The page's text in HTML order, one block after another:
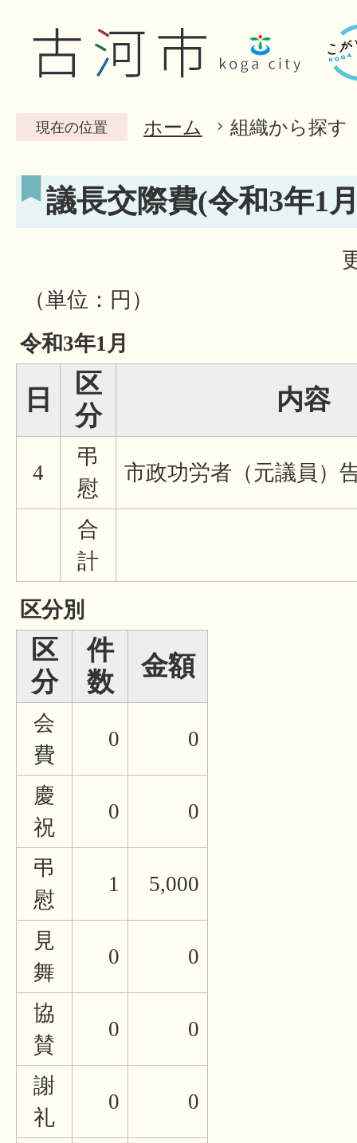
現在の位置 ホーム 組織から探す
議長交際費(令和3年1
（単位：円）
令和3年1月
日
区
分
内容
4
弔
慰
市政功労者（元議員）
合
計
区分別
区
分
件
数
金額
会
費
0 0
慶
祝
0 0
弔
慰
1 5,000
見
舞
0 0
協
賛
0 0
謝
礼
0 0